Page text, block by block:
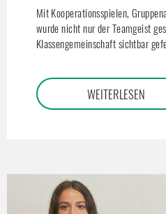
Mit Kooperationsspielen,
wurde nicht nur der Teamgeist
Klassengemeinschaft sichtbar
WEITERLESEN